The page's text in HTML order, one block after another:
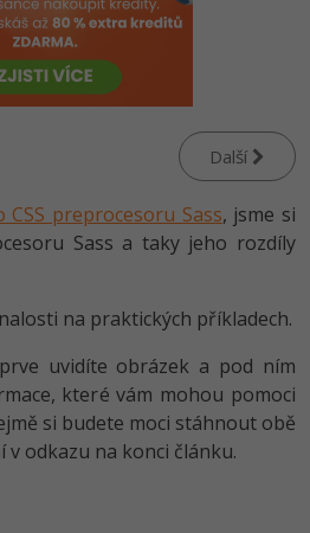
Bootstrap, SEO
vzory
aplikací
AI a bigdata
-30%
-80%
-25%
Další
CSS preprocesoru Sass, jsme si
Sass a taky jeho rozdíly
na praktických příkladech.
uvidíte obrázek a pod ním
které vám mohou pomoci
si budete moci stáhnout obě
v odkazu na konci článku.